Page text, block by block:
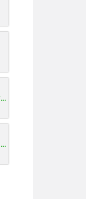
Мой Говорящий Том 2 – вырасти и воспитай своего котенка
Bus Simulator 2015 — станьте настоящим водителем автобуса!